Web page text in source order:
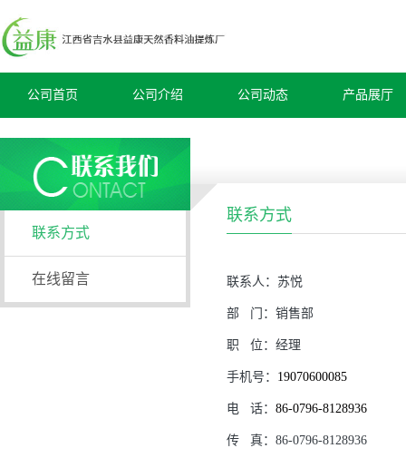
公司首页 公司介绍 公司动态 产品展厅
联系方式
在线留言
联系方式
联系人： 苏悦
部 门： 销售部
职 位： 经理
手机号： 19070600085
电 话： 86-0796-8128936
传 真： 86-0796-8128936